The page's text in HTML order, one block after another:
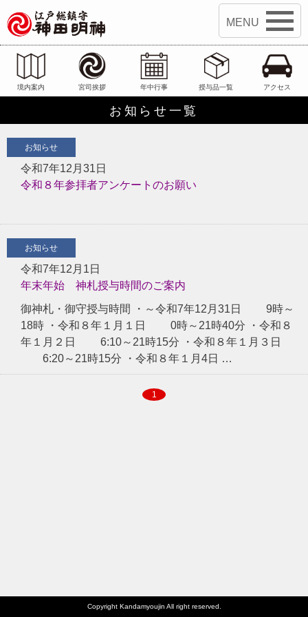
境内案内 宮司挨拶 年中行事 授与品一覧 アクセス
お知らせ一覧
お知らせ
令和7年12月31日
令和８年参拝者アンケートのお願い
お知らせ
令和7年12月1日
年末年始 神札授与時間のご案内
御神札・御守授与時間 ・～令和7年12月31日 9時～
18時 ・令和８年１月１日 0時～21時40分 ・令和８
年１月２日 6:10～21時15分 ・令和８年１月３日
6:20～21時15分 ・令和８年１月4日 …
1
Copyright Kandamyoujin All right reserved.